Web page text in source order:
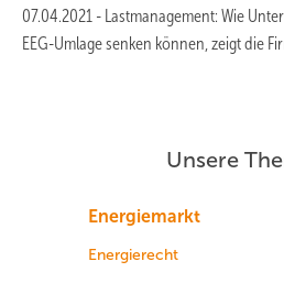
07.04.2021 - Lastmanagement: Wie
EEG-Umlage senken können, zeigt die
Unsere
Energiemarkt
Energierecht